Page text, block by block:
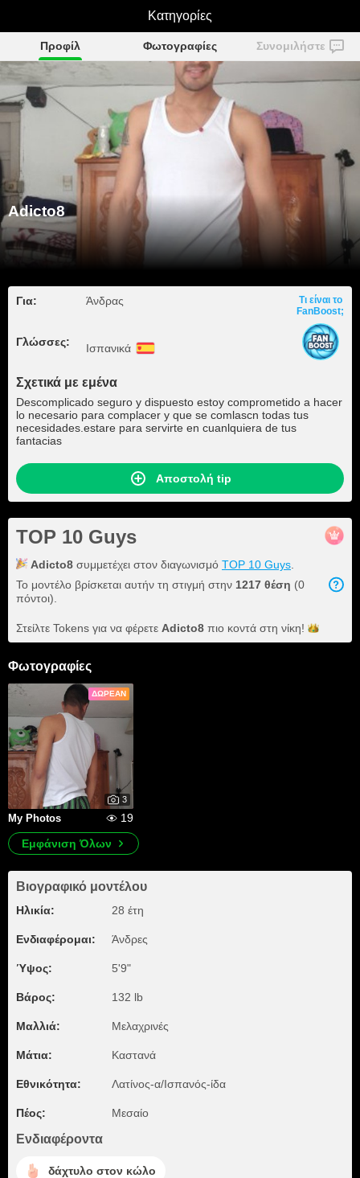
Adicto8
Προφίλ Φωτογραφίες Συνομιλήστε
Adicto8
Για: Άνδρας
Γλώσσες: Ισπανικά
Τι είναι το
FanBoost;
Σχετικά με εμένα
Descomplicado seguro y dispuesto estoy comprometido a hacer
lo necesario para complacer y que se comlascn todas tus
necesidades.estare para servirte en cuanlquiera de tus
fantacias
Αποστολή tip
TOP 10 Guys
Adicto8 συμμετέχει στον διαγωνισμό TOP 10 Guys
Το μοντέλο βρίσκεται αυτήν τη στιγμή στην 1217 θέση (0
πόντοι).
Στείλτε Tokens για να φέρετε Adicto8 πιο κοντά στη νίκη!
Φωτογραφίες
ΔΩΡΕΆΝ
3
My Photos
19
Εμφάνιση Όλων
Βιογραφικό μοντέλου
Ηλικία: 28 έτη
Ενδιαφέρομαι: Άνδρες
Ύψος: 5'9"
Βάρος: 132 lb
Μαλλιά: Μελαχρινές
Μάτια: Καστανά
Εθνικότητα: Λατίνος-α/Ισπανός-ίδα
Πέος: Μεσαίο
Ενδιαφέροντα
δάχτυλο στον κώλο
Κατηγορίες